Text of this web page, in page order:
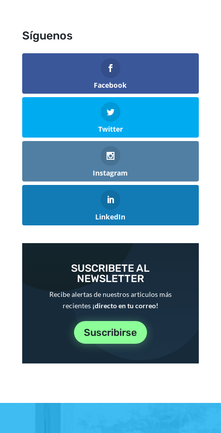
Síguenos
Facebook
Twitter
Instagram
LinkedIn
SUSCRIBETE AL
NEWSLETTER
Recibe alertas de nuestros articulos más
recientes ¡directo en tu correo!
Suscribirse